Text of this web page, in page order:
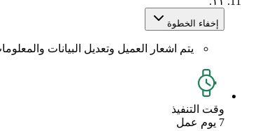
إخفاء الخطوة
يتم اشعار العميل وتعديل البيانات
وقت التنفيذ
7 يوم عمل